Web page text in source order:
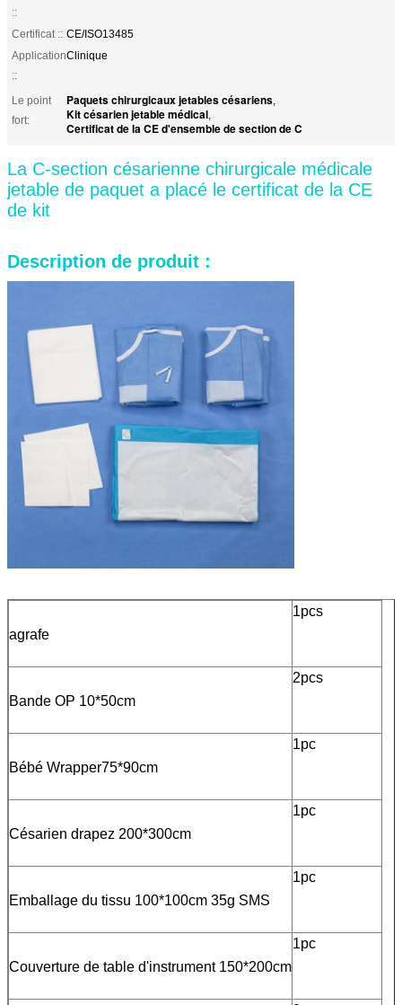
::
Certificat :: CE/ISO13485
Application
::
Clinique
Le point
fort:
Paquets chirurgicaux jetables césariens,
Kit césarien jetable médical,
Certificat de la CE d'ensemble de section de C
La C-section césarienne chirurgicale médicale
jetable de paquet a placé le certificat de la CE
de kit
Description de produit :
agrafe
1pcs
Bande OP 10*50cm
2pcs
Bébé Wrapper75*90cm
1pc
Césarien drapez 200*300cm
1pc
Emballage du tissu 100*100cm 35g SMS
1pc
Couverture de table d'instrument 150*200cm
1pc